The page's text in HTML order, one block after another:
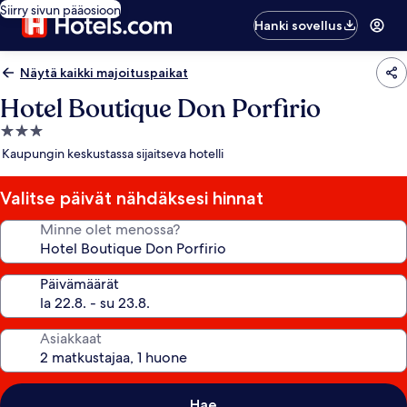
Siirry sivun pääosioon
Hanki sovellus
Näytä kaikki majoituspaikat
Hotel Boutique Don Porfirio
3.0
tähden
Kaupungin keskustassa sijaitseva hotelli
Valitse päivät nähdäksesi hinnat
Minne olet menossa?
Päivämäärät
Asiakkaat